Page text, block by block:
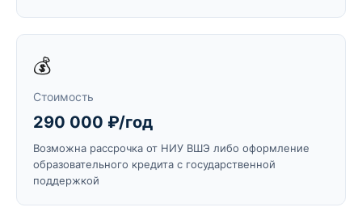
💰
Стоимость
290 000 ₽/год
Возможна рассрочка от НИУ ВШЭ либо оформление
образовательного кредита с государственной
поддержкой